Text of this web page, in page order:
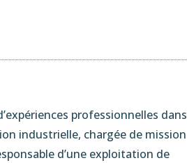
professionnelles dans
industrielle, chargée de mission
d’une exploitation de